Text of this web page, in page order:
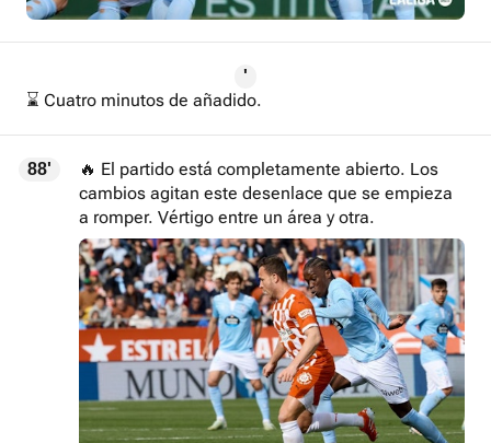
'
⌛ Cuatro minutos de añadido.
88'
🔥 El partido está completamente abierto. Los
cambios agitan este desenlace que se empieza
a romper. Vértigo entre un área y otra.